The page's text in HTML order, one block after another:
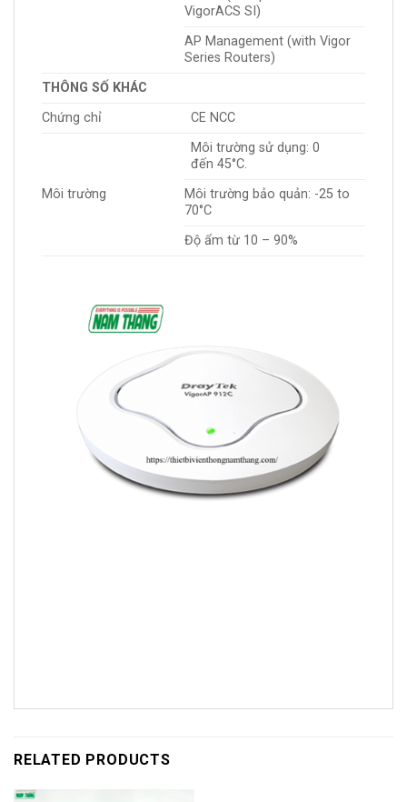
VigorACS SI)
AP Management (with Vigor
Series Routers)
THÔNG SỐ KHÁC
Chứng chỉ
CE NCC
Môi trường
Môi trường sử dụng: 0
đến 45°C.
Môi trường bảo quản: -25 to
70°C
Độ ẩm từ 10 – 90%
RELATED PRODUCTS